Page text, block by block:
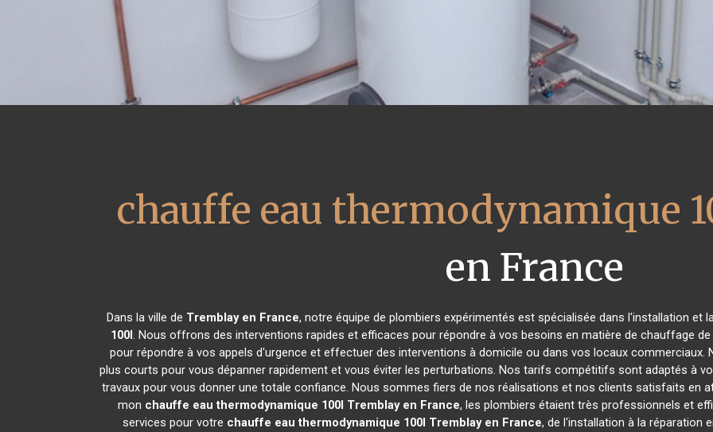
chauffe eau thermodynamique
en France
Dans la ville de Tremblay en France, notre équipe de plombiers expérimentés est spécialisée dans l'installation et
100l. Nous offrons des interventions rapides et efficaces pour répondre à vos besoins en matière de chauffage
pour répondre à vos appels d'urgence et effectuer des interventions à domicile ou dans vos locaux commerciaux.
plus courts pour vous dépanner rapidement et vous éviter les perturbations. Nos tarifs compétitifs sont adaptés à
travaux pour vous donner une totale confiance. Nous sommes fiers de nos réalisations et nos clients satisfaits en
mon chauffe eau thermodynamique 100l Tremblay en France, les plombiers étaient très professionnels et
services pour votre chauffe eau thermodynamique 100l Tremblay en France, de l'installation à la réparation